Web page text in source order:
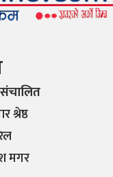
संचालित
श्रेष्ठ
मगर